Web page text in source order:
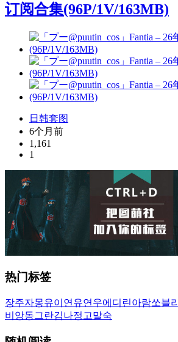
订阅合集(96P/1V/163MB)
日韩套图
6个月前
1,161
1
热门标签
장주자몽유이 연유연우에디린아람쏘블리
비앙동그란김나정 고말숙